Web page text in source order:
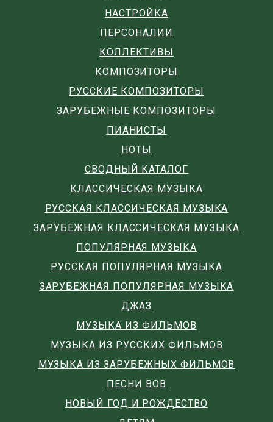
НАСТРОЙКА
ПЕРСОНАЛИИ
КОЛЛЕКТИВЫ
КОМПОЗИТОРЫ
РУССКИЕ КОМПОЗИТОРЫ
ЗАРУБЕЖНЫЕ КОМПОЗИТОРЫ
ПИАНИСТЫ
НОТЫ
СВОДНЫЙ КАТАЛОГ
КЛАССИЧЕСКАЯ МУЗЫКА
РУССКАЯ КЛАССИЧЕСКАЯ МУЗЫКА
ЗАРУБЕЖНАЯ КЛАССИЧЕСКАЯ МУЗЫКА
ПОПУЛЯРНАЯ МУЗЫКА
РУССКАЯ ПОПУЛЯРНАЯ МУЗЫКА
ЗАРУБЕЖНАЯ ПОПУЛЯРНАЯ МУЗЫКА
ДЖАЗ
МУЗЫКА ИЗ ФИЛЬМОВ
МУЗЫКА ИЗ РУССКИХ ФИЛЬМОВ
МУЗЫКА ИЗ ЗАРУБЕЖНЫХ ФИЛЬМОВ
ПЕСНИ ВОВ
НОВЫЙ ГОД И РОЖДЕСТВО